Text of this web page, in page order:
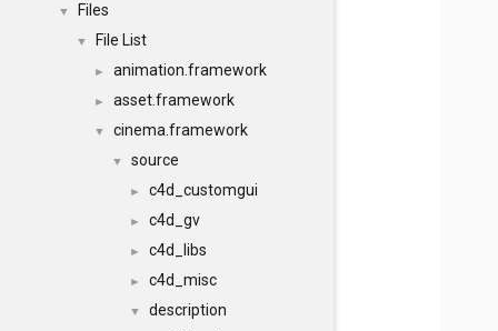
▼ Files
▼ File List
► animation.framework
► asset.framework
▼ cinema.framework
▼ source
► c4d_customgui
► c4d_gv
► c4d_libs
► c4d_misc
▼
description